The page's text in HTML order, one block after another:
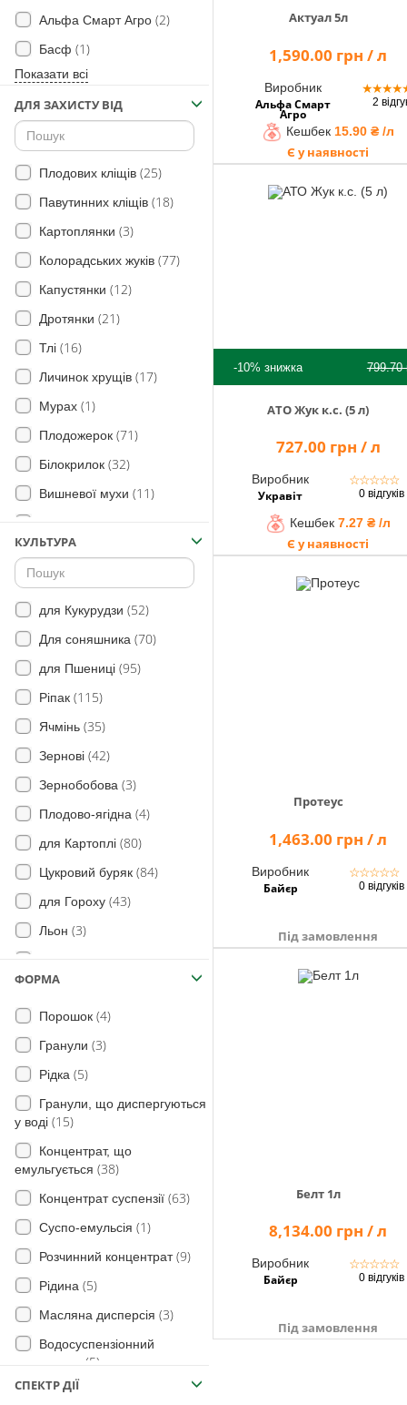
+38 (093) 733
733 0
info@hectare.ua
Альфа Смарт Агро (2)
Басф (1)
Показати всі
ДЛЯ ЗАХИСТУ ВІД
Плодових кліщів (25)
Павутинних кліщів (18)
Картоплянки (3)
Колорадських жуків (77)
Капустянки (12)
Дротянки (21)
Тлі (16)
Личинок хрущів (17)
Мурах (1)
Плодожерок (71)
Білокрилок (32)
Вишневої мухи (11)
Довгоносика
Листової філоксери
Блішок(63)
Мертвоїдів(10)
Цикадки (63)
Щитоноски
Молі(22)
Совки(84)
Клопа(71)
Пильщика(30)
Мукоїди(2)
Попелиці(140)
злакові мухи
Сірий та південний бурякові
довгоносики
Чорнотілки
Західний кукурудзяний жук
(18)
Хрестоцвітні блішки(65)
личинки коваликів(3)
пластинчастовусих(1)
марь біла
Трипси(76)
Хлібні блішки(7)
КУЛЬТУРА
для Кукурудзи (52)
Для соняшника (70)
для Пшениці (95)
Ріпак (115)
Ячмінь (35)
Зернові (42)
Зернобобова (3)
Плодово-ягідна (4)
для Картоплі (80)
Цукровий буряк (84)
для Гороху (43)
Льон (3)
для Сої(69)
для Цибулі
Морква(6)
Овочі(24)
(122)
для Винограду (64)
Томат (46)
Полуниця (9)
Хміль (6)
Гірчиця (5)
Сорго (6)
Овес
ФОРМА
Порошок (4)
Гранули (3)
Рідка (5)
Гранули, що диспергуються
у воді (15)
Концентрат, що
емульгується (38)
Концентрат суспензії (63)
Суспо-емульсія (1)
Розчинний концентрат(9)
Рідина (5)
Масляна дисперсія (3)
Водосуспензіонний
(5)
Мікроемульсія
СПЕКТР ДІЇ
Актуал 5л
1,590.00 грн / л
Виробник
Альфа Смарт
Агро
★★★★
2
Кешбек 15.90 ₴ /л
Є у наявності
-10% знижка 799.70
АТО Жук к.с. (5 л)
727.00 грн / л
Виробник
Укравіт
☆☆☆☆☆
0 відгуків
Кешбек 7.27 ₴ /л
Є у наявності
Протеус
1,463.00 грн / л
Виробник
Байєр
☆☆☆☆☆
0 відгуків
Під замовлення
Белт 1л
8,134.00 грн / л
Виробник
Байєр
☆☆☆☆☆
0 відгуків
Під замовлення